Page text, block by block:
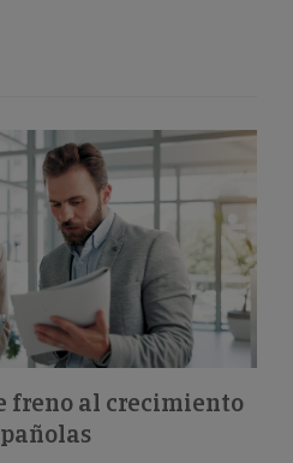
freno al crecimiento